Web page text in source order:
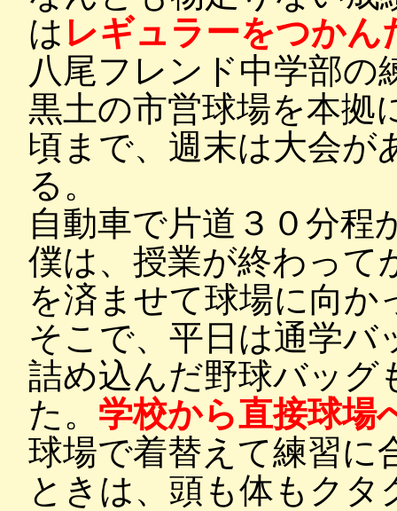
は レギュラーをつかん
八尾フレンド中学部の
黒土の市営球場を本拠
頃まで、週末は大会が
る。
自動車で片道３０分程
僕は、授業が終わって
を済ませて球場に向か
そこで、平日は通学バ
詰め込んだ野球バッグ
た。 学校から直接球場
球場で着替えて練習に
ときは、頭も体もク